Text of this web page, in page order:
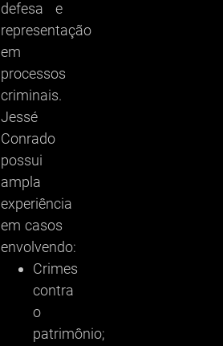
defesa e
representação
em
processos
criminais.
Jessé
Conrado
possui
ampla
experiência
em casos
envolvendo:
Crimes
contra
o
patrimônio;